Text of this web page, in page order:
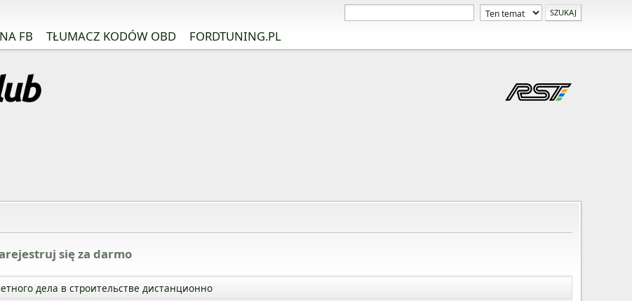
FB TŁUMACZ KODÓW OBD FORDTUNING.PL
się za darmo
дела в строительстве дистанционно